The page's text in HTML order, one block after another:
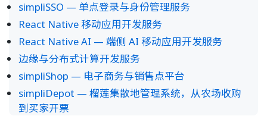
simpliSSO — 单点登录与身份管理服务
React Native 移动应用开发服务
React Native AI — 端侧 AI 移动应用开发服务
边缘与分布式计算开发服务
simpliShop — 电子商务与销售点平台
simpliDepot — 榴莲集散地管理系统，从农场收购
到买家开票